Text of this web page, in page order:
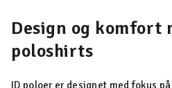
Design og komfort
poloshirts
ID poloer er designet med fokus